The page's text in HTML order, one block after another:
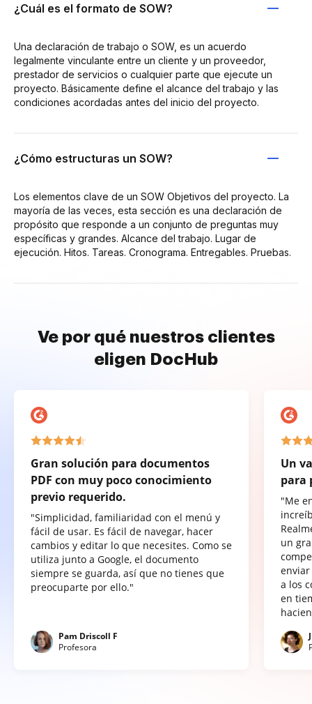
¿Cuál es el formato de SOW?
Una declaración de trabajo o SOW, es un acuerdo
legalmente vinculante entre un cliente y un proveedor,
prestador de servicios o cualquier parte que ejecute un
proyecto. Básicamente define el alcance del trabajo y las
condiciones acordadas antes del inicio del proyecto.
¿Cómo estructuras un SOW?
Los elementos clave de un SOW Objetivos del proyecto. La
mayoría de las veces, esta sección es una declaración de
propósito que responde a un conjunto de preguntas muy
específicas y grandes. Alcance del trabajo. Lugar de
ejecución. Hitos. Tareas. Cronograma. Entregables. Pruebas.
Ve por qué nuestros clientes
eligen DocHub
Gran solución para documentos
PDF con muy poco conocimiento
previo requerido.
"Simplicidad, familiaridad con el menú y
fácil de usar. Es fácil de navegar, hacer
cambios y editar lo que necesites. Como se
utiliza junto a Google, el documento
siempre se guarda, así que no tienes que
preocuparte por ello."
Pam Driscoll F
Profesora
Un
para
"Me
un
a los
en